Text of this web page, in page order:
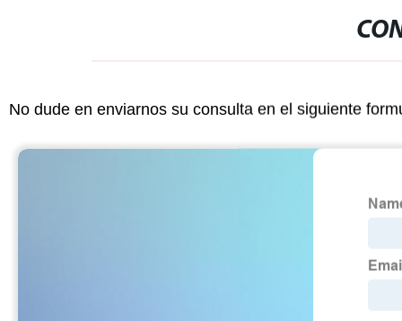
No dude en enviarnos su consulta en el siguiente